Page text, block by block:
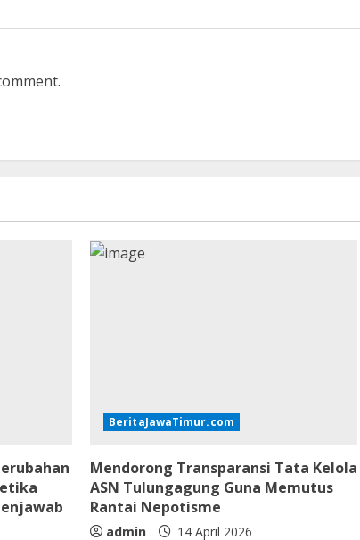
BeritaJawaTimur.com
Mendorong Transparansi Tata Kelola
ASN Tulungagung Guna Memutus
Rantai Nepotisme
admin 14 April 2026